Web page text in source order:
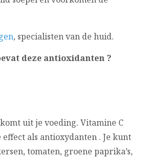
, specialisten van de huid.
deze antioxidanten ?
uit je voeding. Vitamine C
als antioxydanten . Je kunt
tomaten, groene paprika’s,